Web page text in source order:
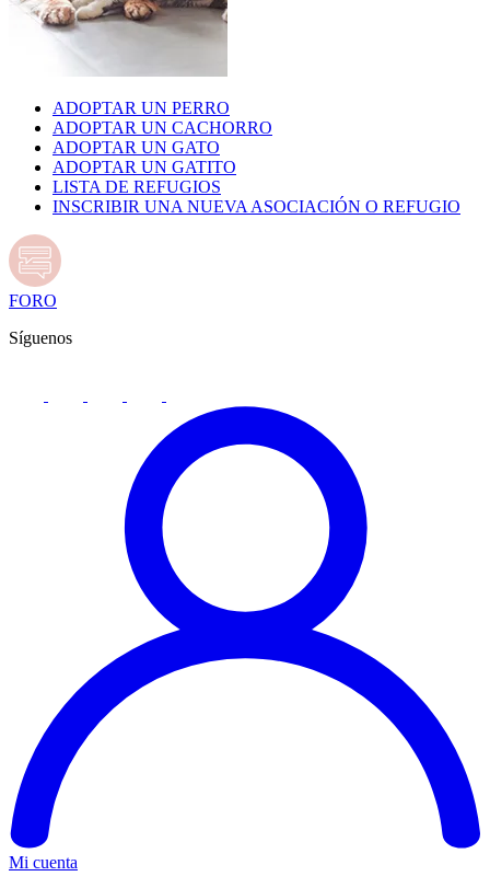
ADOPTAR UN PERRO
ADOPTAR UN CACHORRO
ADOPTAR UN GATO
ADOPTAR UN GATITO
LISTA DE REFUGIOS
INSCRIBIR UNA NUEVA ASOCIACIÓN O REFUGIO
FORO
Síguenos
Mi cuenta